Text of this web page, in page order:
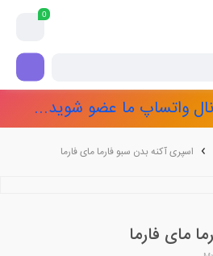
0
واتساپ ما عضو شوید...
اسپری آکنه بدن سبو فارما مای فارما
مای فارما